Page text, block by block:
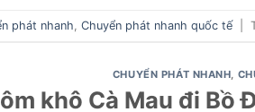
phát nhanh Chuyển phát nhanh quốc tế
CHUYỂN PHÁT NHANH,
khô Cà Mau đi Bồ